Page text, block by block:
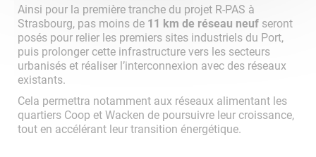
Ainsi pour la première tranche du projet R-PAS à
Strasbourg, pas moins de 11 km de réseau neuf seront
posés pour relier les premiers sites industriels du Port,
puis prolonger cette infrastructure vers les secteurs
urbanisés et réaliser l’interconnexion avec des réseaux
existants.
Cela permettra notamment aux réseaux alimentant les
quartiers Coop et Wacken de poursuivre leur croissance,
tout en accélérant leur transition énergétique.